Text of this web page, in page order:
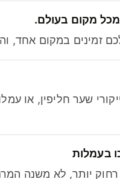
מקום בעולם.
זמינים במקום אחד,
שער חליפין, או
בעמלות
יותר, לא משנה